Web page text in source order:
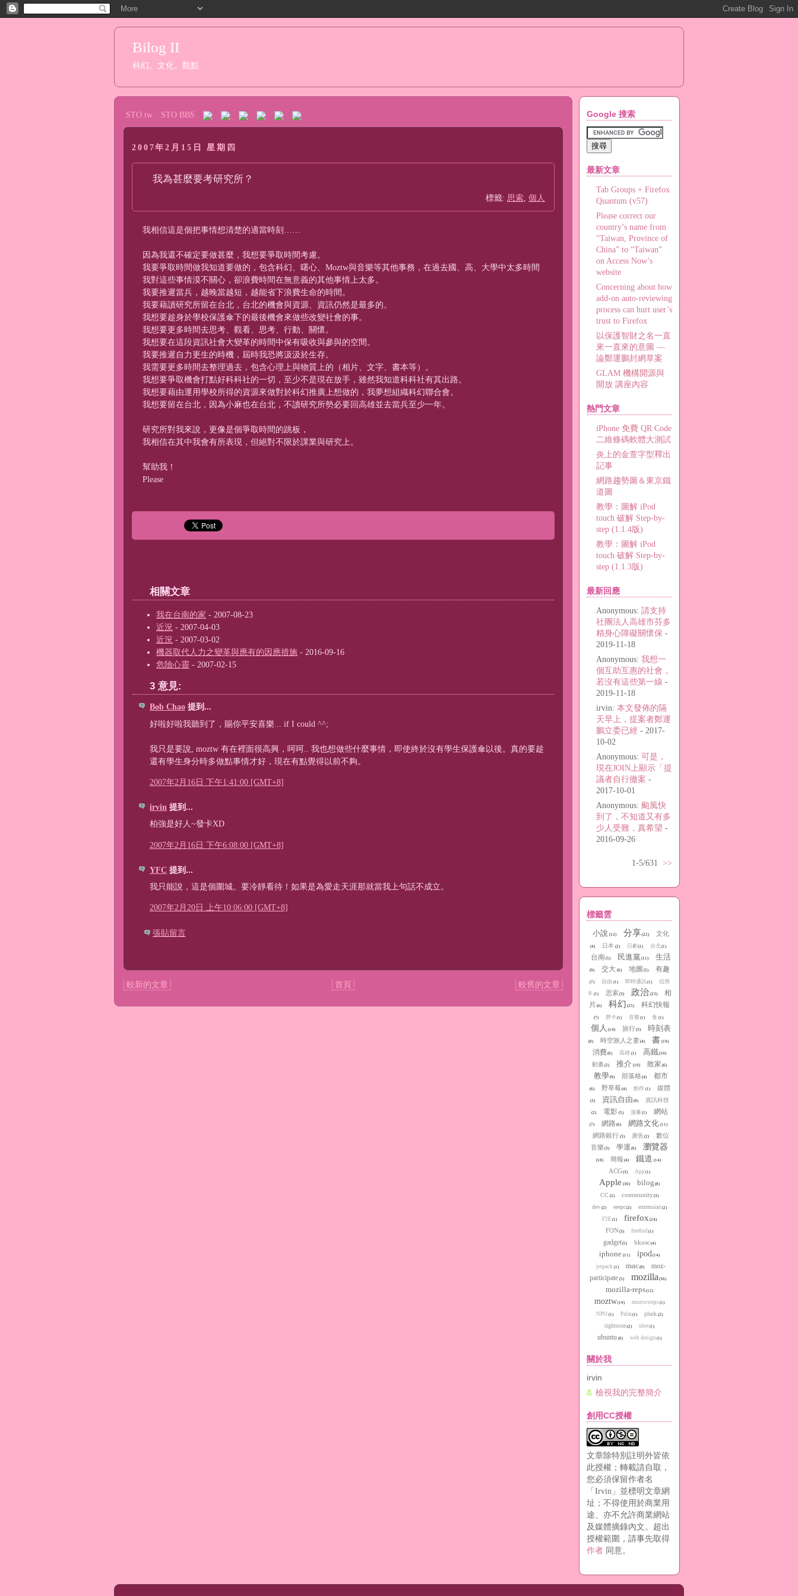
Bilog II
科幻。文化。觀點
STO.tw STO BBS
2007年2月15日 星期四
我為甚麼要考研究所？
標籤: 思索 個人
我相信這是個把事情想清楚的適當時刻……
因為我還不確定要做甚麼，我想要爭取時間考慮。
我要爭取時間做我知道要做的，包含科幻、曙心、Moztw與音樂等其他事務，在過去國、高、大學中太多時間
我對這些事情漠不關心，卻浪費時間在無意義的其他事情上太多。
我要推遲當兵，越晚當越短，越能省下浪費生命的時間。
我要藉讀研究所留在台北，台北的機會與資源、資訊仍然是最多的。
我想要趁身於學校保護傘下的最後機會來做些改變社會的事。
我想要更多時間去思考、觀看、思考、行動、關懷。
我想要在這段資訊社會大變革的時間中保有吸收與參與的空間。
我要推遲自力更生的時機，屆時我恐將汲汲於生存。
我需要更多時間去整理過去，包含心理上與物質上的（相片、文字、書本等）。
我想要爭取機會打點好科科社的一切，至少不是現在放手，雖然我知道科科社有其出路。
我想要藉由運用學校所得的資源來做對於科幻推廣上想做的，我夢想組織科幻聯合會。
我想要留在台北，因為小麻也在台北，不讀研究所勢必要回高雄並去當兵至少一年。
研究所對我來說，更像是個爭取時間的跳板，
我相信在其中我會有所表現，但絕對不限於課業與研究上。
幫助我！
Please
相關文章
我在台南的家 - 2007-08-23
近況 - 2007-04-03
近況 - 2007-03-02
機器取代人力之變革與應有的因應措施 - 2016-09-16
危險心靈 - 2007-02-15
3 意見:
Bob Chao 提到...
好啦好啦我聽到了，賜你平安喜樂... if I could ^^;
我只是要說, moztw 有在裡面很高興，呵呵.. 我也想做些什麼事情，即使終於沒有學生保護傘以後。真的要趁
還有學生身分時多做點事情才好，現在有點覺得以前不夠。
2007年2月16日 下午1:41:00 [GMT+8]
irvin 提到...
柏強是好人~發卡XD
2007年2月16日 下午6:08:00 [GMT+8]
YFC 提到...
我只能說，這是個圍城。要冷靜看待！如果是為愛走天涯那就當我上句話不成立。
2007年2月20日 上午10:06:00 [GMT+8]
張貼留言
較新的文章 較舊的文章
首頁
Google 搜索
最新文章
Tab Groups + Firefox
Quantum (v57)
Please correct our
country’s name from
“Taiwan, Province of
China” to “Taiwan”
on Access Now’s
website
Concerning about how
add-on auto-reviewing
process can hurt user’s
trust to Firefox
以保護智財之名一直
來一直來的意圖 —
論鄭運鵬封網草案
GLAM 機構開源與
開放 講座內容
熱門文章
iPhone 免費 QR Code
二維條碼軟體大測試
炎上的金萱字型釋出
記事
網路趨勢圖＆東京鐵
道圖
教學：圖解 iPod
touch 破解 Step-by-
step (1.1.4版)
教學：圖解 iPod
touch 破解 Step-by-
step (1.1.3版)
最新回應
Anonymous: 請支持
社團法人高雄市芬多
精身心障礙關懷保 -
2019-11-18
Anonymous: 我想一
個互助互惠的社會，
若沒有這些第一線 -
2019-11-18
irvin: 本文發佈的隔
天早上，提案者鄭運
鵬立委已經 - 2017-
10-02
Anonymous: 可是，
現在JOIN上顯示「提
議者自行撤案 -
2017-10-01
Anonymous: 颱風快
到了，不知道又有多
少人受難，真希望 -
2016-09-26
1-5/631 >>
標籤雲
小說 (12) 分享(22) 文化
(4) 日本 (2) 日劇 (1) 台北 (1)
台南(5) 民進黨 (11) 生活
(9) 交大 (6) 地圖 (5) 有趣
(7) 自由 (1) 即時通訊 (1)
信用
卡 (1) 思索(3) 政治 (23)
相
片(6) 科幻 (25) 科幻快報
(7) 胖卡(1) 音樂 (1) 食 (1)
個人 (14) 旅行(3) 時刻表
(8) 時空旅人之妻(4) 書 (19)
消費(6) 高雄 (1) 高鐵 (10)
動畫(2) 推介 (10) 敗家 (6)
教學(9) 部落格(4) 都市
(6) 野草莓(4) 創作 (1) 媒體
(3) 資訊自由 (8) 資訊科技
(2) 電影 (5) 漫畫(1) 網站
(7) 網路 (6) 網路文化 (11)
網路銀行 (3) 廣告(2)
數位
音樂 (3) 學運 (6) 瀏覽器
(18) 簡報 (4) 鐵道 (14)
ACG(3) App (1)
Apple (30) bilog (8)
CC (2) community (3)
dev (2) eeepc(2) extension (2)
F2E (1) firefox (24)
FON(3) freebsd (1)
gadget(5) hkosc(4)
iphone (11) ipod (14)
jetpack (1) mac(8)
moz-
participate (5) mozilla (36)
mozilla-reps(12)
moztw(19) moztwsteps (1)
NPO (1) Palm(1) plurk (2)
rightscon(2) uber(1)
ubuntu (6) web design (1)
關於我
irvin
檢視我的完整簡介
創用CC授權
文章除特別註明外皆依
此授權；轉載請自取，
您必須保留作者名
「Irvin」並標明文章網
址；不得使用於商業用
途、亦不允許商業網站
及媒體摘錄內文。超出
授權範圍，請事先取得
作者 同意。